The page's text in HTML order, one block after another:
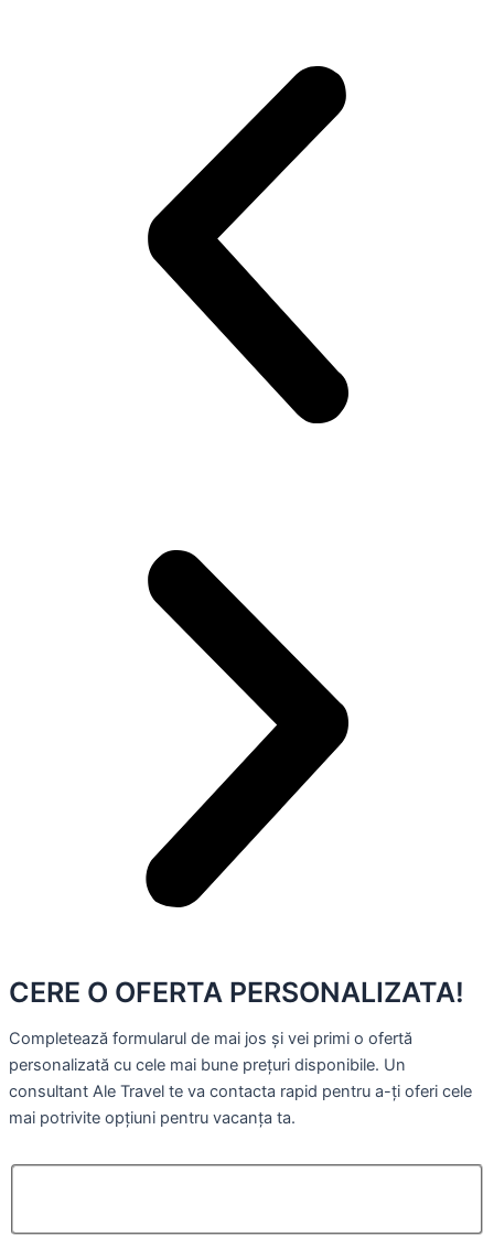
CERE O OFERTA PERSONALIZATA!
Completează formularul de mai jos și vei primi o ofertă
personalizată cu cele mai bune prețuri disponibile. Un
consultant Ale Travel te va contacta rapid pentru a-ți oferi cele
mai potrivite opțiuni pentru vacanța ta.